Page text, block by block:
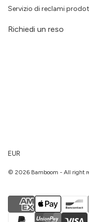
Servizio di reclami
Richiedi un reso
EUR
© 2026 Bamboom - All right